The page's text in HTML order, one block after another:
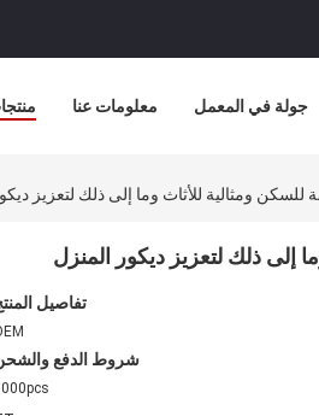
معلومات عنا جولة في المعمل
ومثالية للأثاث وما إلى ذلك لتعزيز
إلى ذلك لتعزيز ديكور المنزل
تفاصيل
شروط الدفع